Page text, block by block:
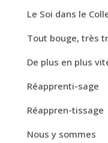
Le Soi dans le
Tout bouge, très
De plus en plus
Réapprenti-sage
Réappren-tissage
Nous y sommes